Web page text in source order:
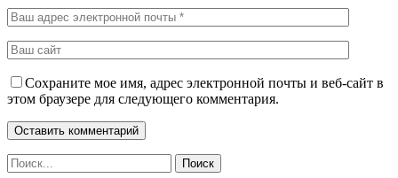
Сохраните мое имя, адрес электронной почты и веб-сайт в
этом браузере для следующего комментария.